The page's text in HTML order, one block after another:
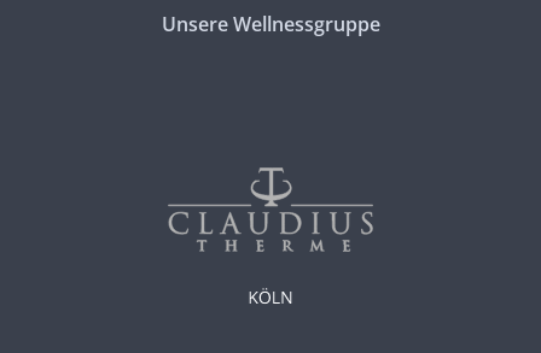
Unsere Wellnessgruppe